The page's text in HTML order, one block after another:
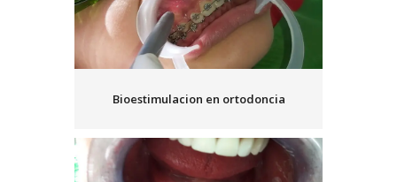
Bioestimulacion en ortodoncia